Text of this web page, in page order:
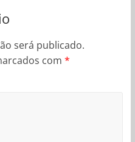
será publicado.
com *